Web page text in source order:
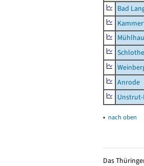
Bad
Anrode
▴ nach oben
Das